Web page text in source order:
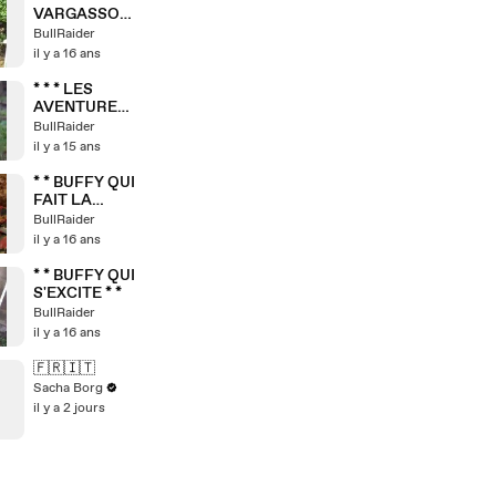
VARGASSO
BULL TROP
BullRaider
il y a 16 ans
* * * LES
AVENTURES
DE VARGAS
AVEC MOI ET
*
BullRaider
il y a 15 ans
* * BUFFY QUI
FAIT LA
BullRaider
il y a 16 ans
* * BUFFY QUI
S'EXCITE * *
BullRaider
il y a 16 ans
🇫🇷🇮🇹
Sacha Borg
il y a 2 jours